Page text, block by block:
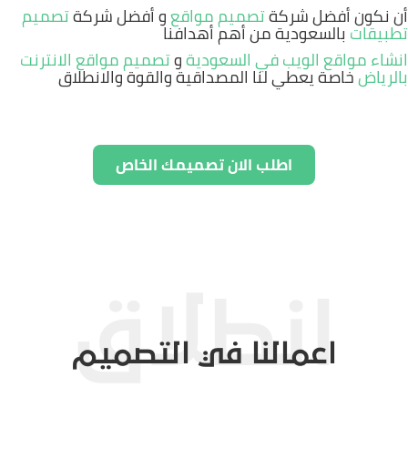
أن نكون أفضل شركةتصميم مواقعو أفضل شركةتصميم
تطبيقات بالسعودية من أهم أهدافنا
انشاء مواقع الويب في السعوديةوتصميم مواقع الانترنت
بالرياضخاصة يعطي لنا المصداقية والقوة والانطلاق
اطلب الان تصميمك الخاص
اعمالنا في التصميم